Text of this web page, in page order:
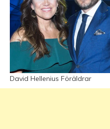
David Hellenius Föräldrar